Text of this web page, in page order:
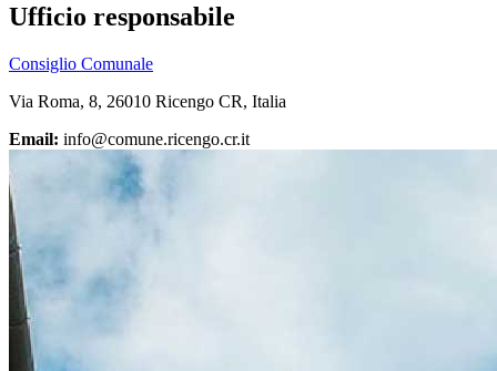
Ufficio responsabile
Consiglio Comunale
Via Roma, 8, 26010 Ricengo CR, Italia
Email: info@comune.ricengo.cr.it